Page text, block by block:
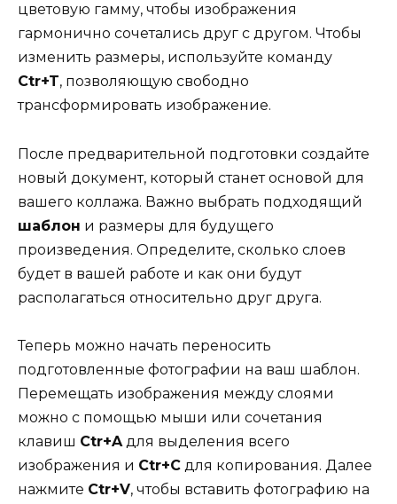
цветовую гамму, чтобы изображения
гармонично сочетались друг с другом. Чтобы
изменить размеры, используйте команду
Ctr+T, позволяющую свободно
трансформировать изображение.
После предварительной подготовки создайте
новый документ, который станет основой для
вашего коллажа. Важно выбрать подходящий
шаблон и размеры для будущего
произведения. Определите, сколько слоев
будет в вашей работе и как они будут
располагаться относительно друг друга.
Теперь можно начать переносить
подготовленные фотографии на ваш шаблон.
Перемещать изображения между слоями
можно с помощью мыши или сочетания
клавиш Ctr+Aдля выделения всего
изображения и Ctr+C для копирования. Далее
нажмите Ctr+V, чтобы вставить фотографию на